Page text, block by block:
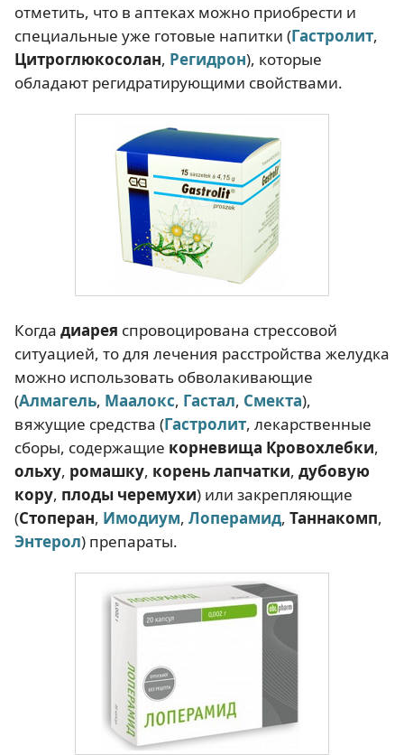
отметить, что в аптеках можно приобрести и
специальные уже готовые напитки (Гастролит,
Цитроглюкосолан, Регидрон), которые
обладают регидратирующими свойствами.
Когда диарея спровоцирована стрессовой
ситуацией, то для лечения расстройства желудка
можно использовать обволакивающие
(Алмагель, Маалокс, Гастал, Смекта),
вяжущие средства (Гастролит, лекарственные
сборы, содержащие корневища Кровохлебки,
ольху, ромашку, корень лапчатки, дубовую
кору, плоды черемухи) или закрепляющие
(Стоперан, Имодиум, Лоперамид, Таннакомп,
Энтерол) препараты.